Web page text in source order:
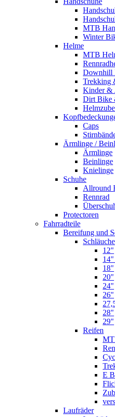
MTB
Winter
Helme
MTB
Downhill
Trekking
Kinder &
Dirt Bike
Caps
Ärmlinge /
Ärmlinge
Beinlinge
Knielinge
Schuhe
Allround
Rennrad
Protectoren
Fahrradteile
Bereifung und
Schläuche
12"
18"
20"
24"
26"
28"
29"
Reifen
E
Laufräder